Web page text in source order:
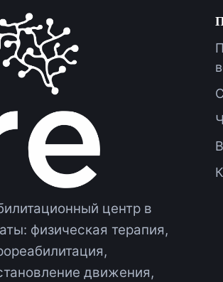
центр в
физическая терапия,
движения,